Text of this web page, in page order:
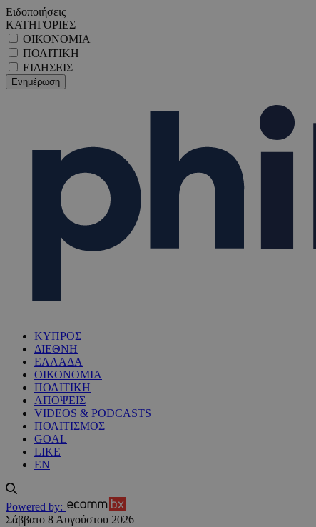
Ειδοποιήσεις
ΚΑΤΗΓΟΡΙΕΣ
ΟΙΚΟΝΟΜΙΑ
ΠΟΛΙΤΙΚΗ
ΕΙΔΗΣΕΙΣ
ΚΥΠΡΟΣ
ΔΙΕΘΝΗ
ΕΛΛΑΔΑ
ΟΙΚΟΝΟΜΙΑ
ΠΟΛΙΤΙΚΗ
ΑΠΟΨΕΙΣ
VIDEOS & PODCASTS
ΠΟΛΙΤΙΣΜΟΣ
GOAL
LIKE
EN
Powered by:
Σάββατο 8 Αυγούστου 2026